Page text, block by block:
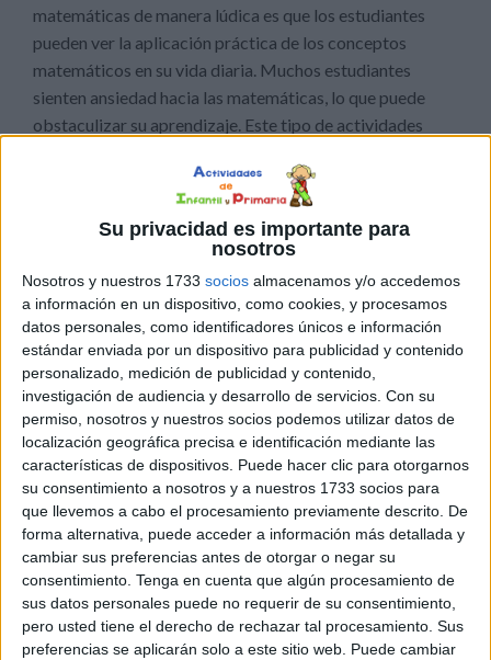
Su privacidad es importante para
nosotros
Nosotros y nuestros 1733 socios almacenamos y/o accedemos
a información en un dispositivo, como cookies, y procesamos
datos personales, como identificadores únicos e información
estándar enviada por un dispositivo para publicidad y contenido
personalizado, medición de publicidad y contenido,
investigación de audiencia y desarrollo de servicios. Con su
permiso, nosotros y nuestros socios podemos utilizar datos de
localización geográfica precisa e identificación mediante las
características de dispositivos. Puede hacer clic para otorgarnos
su consentimiento a nosotros y a nuestros 1733 socios para
que llevemos a cabo el procesamiento previamente descrito. De
forma alternativa, puede acceder a información más detallada y
cambiar sus preferencias antes de otorgar o negar su
consentimiento. Tenga en cuenta que algún procesamiento de
sus datos personales puede no requerir de su consentimiento,
pero usted tiene el derecho de rechazar tal procesamiento. Sus
preferencias se aplicarán solo a este sitio web. Puede cambiar
matemáticas de manera lúdica es que los estudiantes
pueden ver la aplicación práctica de los conceptos
matemáticos en su vida diaria. Muchos estudiantes
sienten ansiedad hacia las matemáticas, lo que puede
obstaculizar su aprendizaje. Este tipo de actividades
ambiente de aprendizaje menos intimidante y más
amigable. Los estudiantes se enfrentan a desafíos
matemáticos de una manera no amenazante y, con el
tiempo, pueden desarrollar una actitud más positiva
hacia las matemáticas.